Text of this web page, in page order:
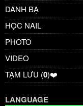
DANH BẠ
HỌC NAIL
PHOTO
VIDEO
TẠM LƯU (0)❤️
LANGUAGE